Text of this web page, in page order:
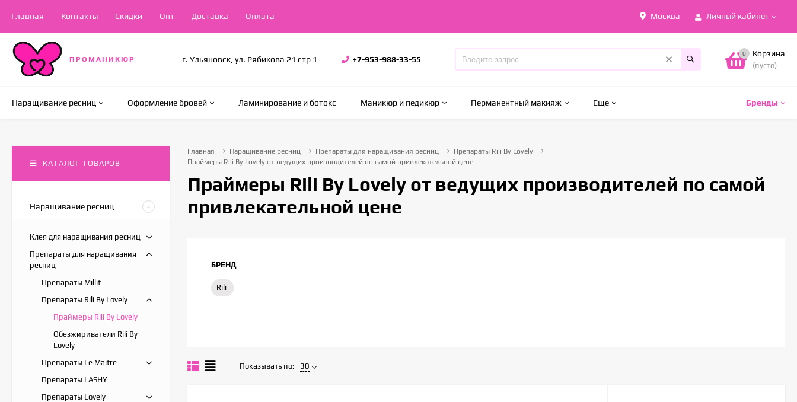
Москва Личный кабинет
Главная Контакты Скидки Опт Доставка Оплата
ПРОМАНИКЮР г. Ульяновск, ул. Рябикова 21 стр 1 +7-953-988-33-55
0 Корзина
(пусто)
Бренды
Наращивание ресниц Оформление бровей Ламинирование и ботокс Маникюр и педикюр Перманентный макияж Еще
Главная Наращивание ресниц Препараты для наращивания ресниц
Препараты Rili By Lovely
Праймеры Rili By Lovely от ведущих производителей по самой привлекательной цене
Праймеры Rili By Lovely от ведущих производителей по самой
привлекательной цене
БРЕНД
Rili
Показывать по: 30
КАТАЛОГ ТОВАРОВ
Наращивание ресниц
Клея для наращивания ресниц
Препараты для наращивания
ресниц
Препараты Millit
Препараты Rili By Lovely
Праймеры Rili By Lovely
Обезжириватели Rili By
Lovely
Препараты Le Maitre
Препараты LASHY
Препараты Lovely